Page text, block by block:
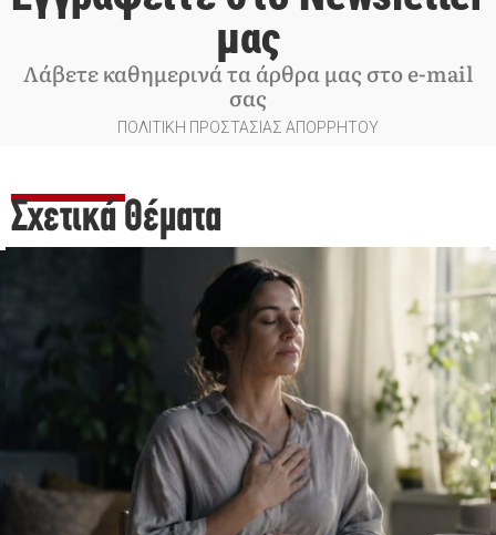
μας
Λάβετε καθημερινά τα άρθρα μας στο e-mail
σας
ΠΟΛΙΤΙΚΗ ΠΡΟΣΤΑΣΙΑΣ ΑΠΟΡΡΗΤΟΥ
Σχετικά Θέματα